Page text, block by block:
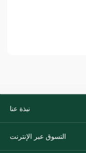
نبذة عنا
التسوق عبر الإنترنت